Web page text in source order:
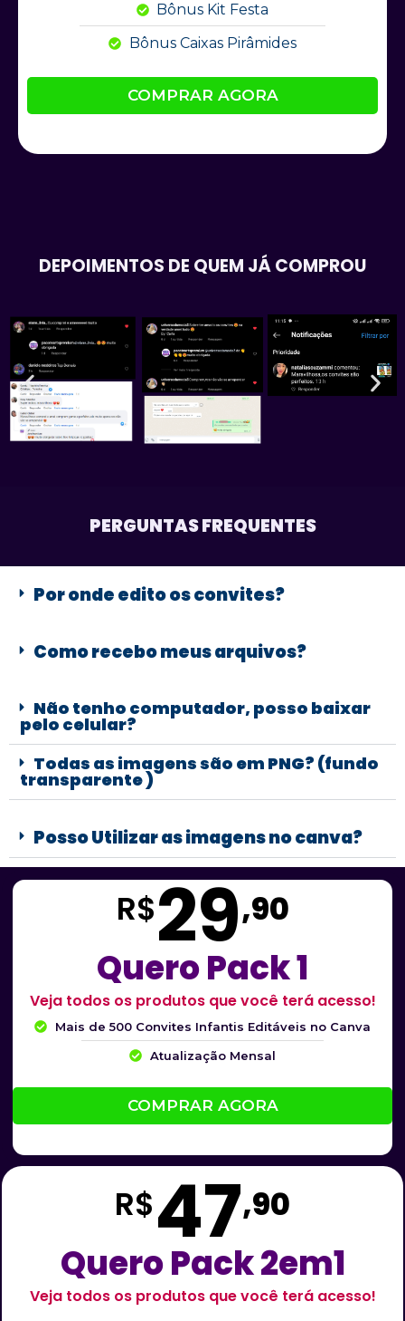
Bônus Kit Festa
Bônus Caixas Pirâmides
COMPRAR AGORA
DEPOIMENTOS DE QUEM JÁ COMPROU
PERGUNTAS FREQUENTES
Por onde edito os convites?
Como recebo meus arquivos?
Não tenho computador, posso baixar
pelo celular?
Todas as imagens são em PNG? (fundo
transparente )
Posso Utilizar as imagens no canva?
R$29,90
Quero Pack 1
Veja todos os produtos que você terá acesso!
Mais de 500 Convites Infantis Editáveis no Canva
Atualização Mensal
COMPRAR AGORA
R$47,90
Quero Pack 2em1
Veja todos os produtos que você terá acesso!